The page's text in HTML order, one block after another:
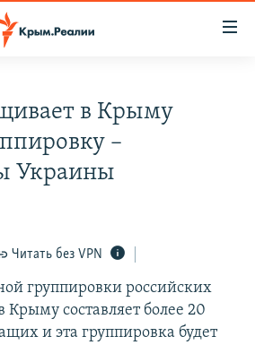
11 ИСТОРИЙ СОПРОТИВЛЕНИЯ
в Крыму
–
Украины
Читать без VPN
группировки российских
составляет более 20
и эта группировка будет